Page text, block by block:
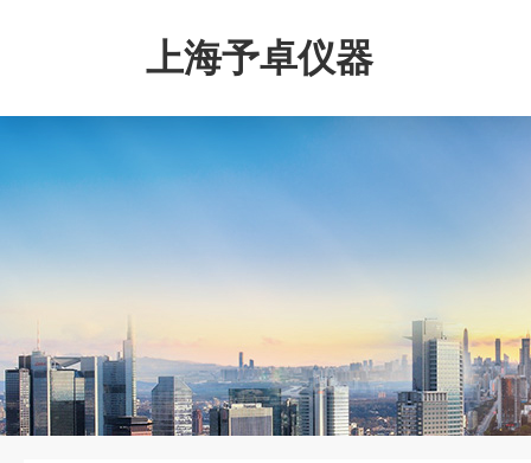
上海予卓仪器